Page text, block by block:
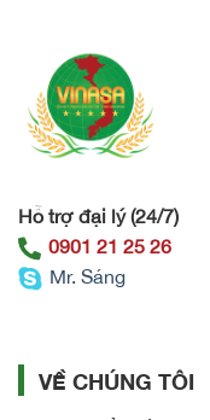
Hỗ trợ đại lý (24/7)
0901 21 25 26
Mr. Sáng
VỀ CHÚNG TÔI